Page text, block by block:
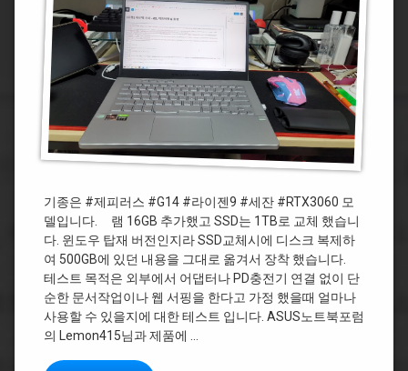
기종은 #제피러스 #G14 #라이젠9 #세잔 #RTX3060 모
델입니다. 램 16GB 추가했고 SSD는 1TB로 교체 했습니
다. 윈도우 탑재 버전인지라 SSD교체시에 디스크 복제하
여 500GB에 있던 내용을 그대로 옮겨서 장착 했습니다.
테스트 목적은 외부에서 어댑터나 PD충전기 연결 없이 단
순한 문서작업이나 웹 서핑을 한다고 가정 했을때 얼마나
사용할 수 있을지에 대한 테스트 입니다. ASUS노트북포럼
의 Lemon415님과 제품에 …
잔
#RTX3060
러
닝
타
임
테
스
트